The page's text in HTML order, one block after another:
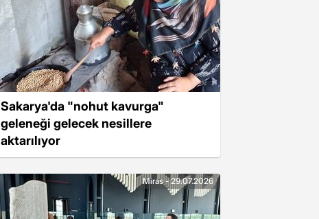
Sakarya'da "nohut kavurga"
geleneği gelecek nesillere
aktarılıyor
Miras - 29.07.2026